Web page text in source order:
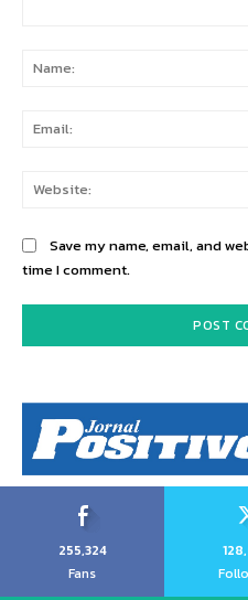
Save my name, email, and
time I comment.
255,324
Fans